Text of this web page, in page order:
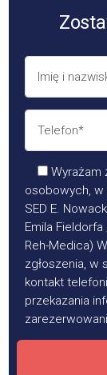
Wyrażam
osobowych, w
SED E.
Emila
Reh-Medica)
zgłoszenia, w
kontakt
przekazania